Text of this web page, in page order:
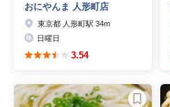
おにやんま 人形町店
東京都 人形町駅 34m
日曜日
3.54